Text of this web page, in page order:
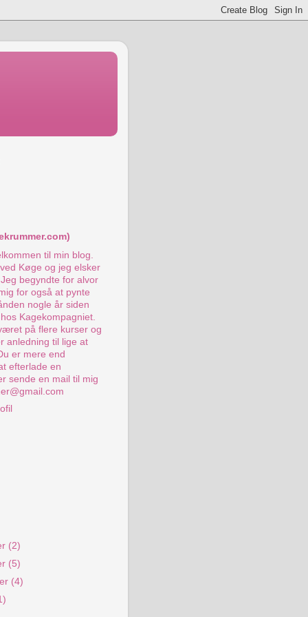
til min blog.
Køge og jeg elsker
begyndte for alvor
for også at pynte
nogle år siden
Kagekompagniet.
på flere kurser og
anledning til lige at
er mere end
efterlade en
sende en mail til mig
(2)
(5)
(4)